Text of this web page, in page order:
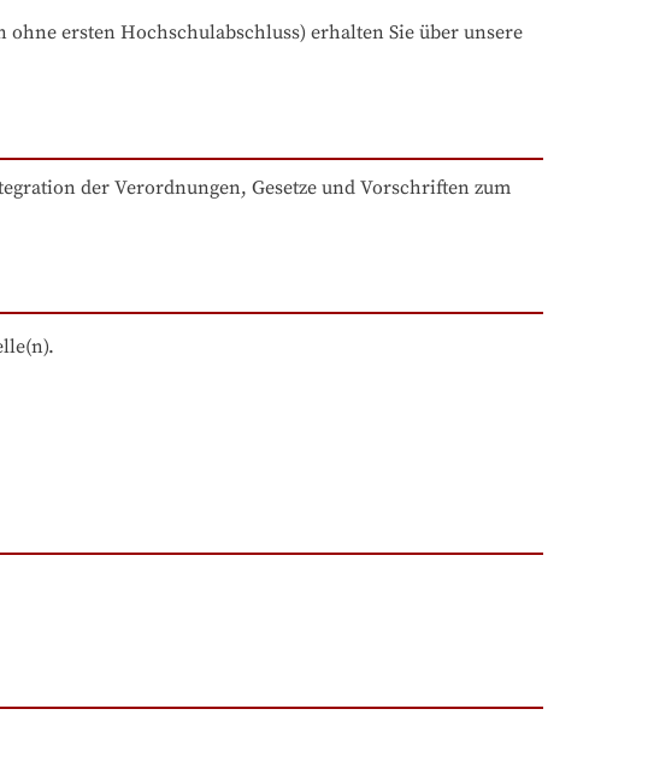
ersten Hochschulabschluss) erhalten Sie über unsere
der Verordnungen, Gesetze und Vorschriften zum